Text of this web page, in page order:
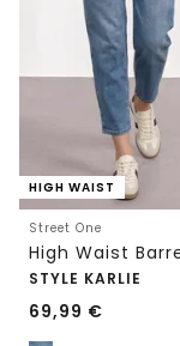
HIGH WAIST
Street One
STYLE KARLIE
69,99 €